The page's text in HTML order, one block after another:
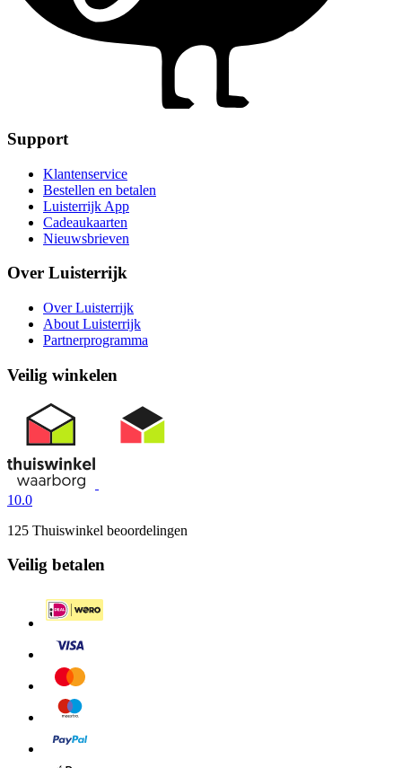
Support
Klantenservice
Bestellen en betalen
Luisterrijk App
Cadeaukaarten
Nieuwsbrieven
Over Luisterrijk
Over Luisterrijk
About Luisterrijk
Partnerprogramma
Veilig winkelen
10.0
125 Thuiswinkel beoordelingen
Veilig betalen